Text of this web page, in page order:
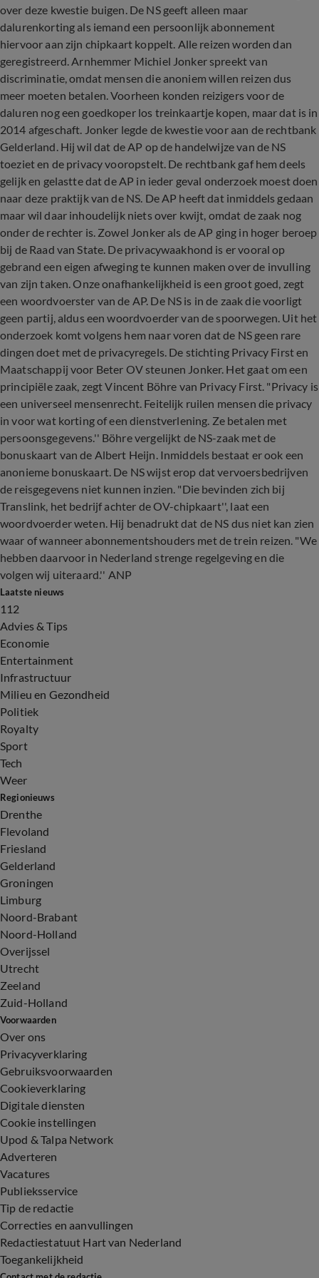
over deze kwestie buigen. De NS geeft alleen maar
dalurenkorting als iemand een persoonlijk abonnement
hiervoor aan zijn chipkaart koppelt. Alle reizen worden dan
geregistreerd. Arnhemmer Michiel Jonker spreekt van
discriminatie, omdat mensen die anoniem willen reizen dus
meer moeten betalen. Voorheen konden reizigers voor de
daluren nog een goedkoper los treinkaartje kopen, maar dat is in
2014 afgeschaft. Jonker legde de kwestie voor aan de rechtbank
Gelderland. Hij wil dat de AP op de handelwijze van de NS
toeziet en de privacy vooropstelt. De rechtbank gaf hem deels
gelijk en gelastte dat de AP in ieder geval onderzoek moest doen
naar deze praktijk van de NS. De AP heeft dat inmiddels gedaan
maar wil daar inhoudelijk niets over kwijt, omdat de zaak nog
onder de rechter is. Zowel Jonker als de AP ging in hoger beroep
bij de Raad van State. De privacywaakhond is er vooral op
gebrand een eigen afweging te kunnen maken over de invulling
van zijn taken. Onze onafhankelijkheid is een groot goed, zegt
een woordvoerster van de AP. De NS is in de zaak die voorligt
geen partij, aldus een woordvoerder van de spoorwegen. Uit het
onderzoek komt volgens hem naar voren dat de NS geen rare
dingen doet met de privacyregels. De stichting Privacy First en
Maatschappij voor Beter OV steunen Jonker. Het gaat om een
principiële zaak, zegt Vincent Böhre van Privacy First. "Privacy is
een universeel mensenrecht. Feitelijk ruilen mensen die privacy
in voor wat korting of een dienstverlening. Ze betalen met
persoonsgegevens.'' Böhre vergelijkt de NS-zaak met de
bonuskaart van de Albert Heijn. Inmiddels bestaat er ook een
anonieme bonuskaart. De NS wijst erop dat vervoersbedrijven
de reisgegevens niet kunnen inzien. "Die bevinden zich bij
Translink, het bedrijf achter de OV-chipkaart'', laat een
woordvoerder weten. Hij benadrukt dat de NS dus niet kan zien
waar of wanneer abonnementshouders met de trein reizen. "We
hebben daarvoor in Nederland strenge regelgeving en die
volgen wij uiteraard.'' ANP
Laatste nieuws
112
Advies & Tips
Economie
Entertainment
Infrastructuur
Milieu en Gezondheid
Politiek
Royalty
Sport
Tech
Weer
Regionieuws
Drenthe
Flevoland
Friesland
Gelderland
Groningen
Limburg
Noord-Brabant
Noord-Holland
Overijssel
Utrecht
Zeeland
Zuid-Holland
Voorwaarden
Over ons
Privacyverklaring
Gebruiksvoorwaarden
Cookieverklaring
Digitale diensten
Cookie instellingen
Upod & Talpa Network
Adverteren
Vacatures
Publieksservice
Tip de redactie
Correcties en aanvullingen
Redactiestatuut Hart van Nederland
Toegankelijkheid